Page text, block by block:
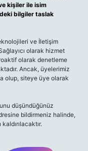
kişiler ile isim
bilgiler taslak
ve İletişim
olarak hizmet
olarak denetleme
Ancak, üyelerimiz
olup, siteye üye olarak
düşündüğünüz
bildirmeniz halinde,